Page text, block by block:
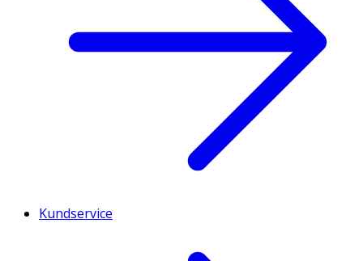
Kundservice